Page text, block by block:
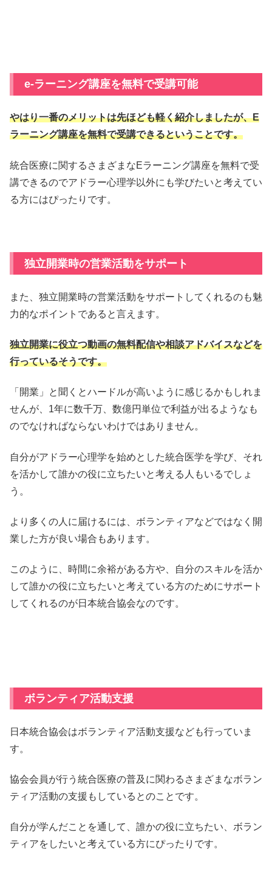
e-ラーニング講座を無料で受講可能
やはり一番のメリットは先ほども軽く紹介しましたが、E
ラーニング講座を無料で受講できるということです。
統合医療に関するさまざまなEラーニング講座を無料で受
講できるのでアドラー心理学以外にも学びたいと考えてい
る方にはぴったりです。
独立開業時の営業活動をサポート
また、独立開業時の営業活動をサポートしてくれるのも魅
力的なポイントであると言えます。
独立開業に役立つ動画の無料配信や相談アドバイスなどを
行っているそうです。
「開業」と聞くとハードルが高いように感じるかもしれま
せんが、1年に数千万、数億円単位で利益が出るようなも
のでなければならないわけではありません。
自分がアドラー心理学を始めとした統合医学を学び、それ
を活かして誰かの役に立ちたいと考える人もいるでしょ
う。
より多くの人に届けるには、ボランティアなどではなく開
業した方が良い場合もあります。
このように、時間に余裕がある方や、自分のスキルを活か
して誰かの役に立ちたいと考えている方のためにサポート
してくれるのが日本統合協会なのです。
ボランティア活動支援
日本統合協会はボランティア活動支援なども行っていま
す。
協会会員が行う統合医療の普及に関わるさまざまなボラン
ティア活動の支援もしているとのことです。
自分が学んだことを通して、誰かの役に立ちたい、ボラン
ティアをしたいと考えている方にぴったりです。